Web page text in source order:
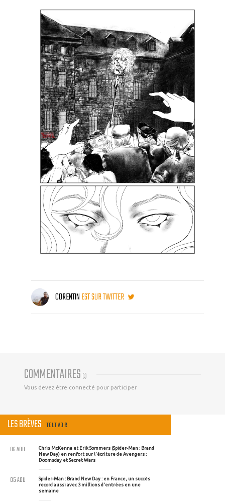
CORENTINEST SUR TWITTER
COMMENTAIRES (0)
Vous devez être connecté pour participer
LES BRÈVES TOUT VOIR
Chris McKenna et Erik Sommers (Spider-Man : Brand
New Day) en renfort sur l'écriture de Avengers :
Doomsday et Secret Wars
06 AOU
Spider-Man : Brand New Day : en France, un succès
record aussi avec 3 millions d'entrées en une
semaine
05 AOU